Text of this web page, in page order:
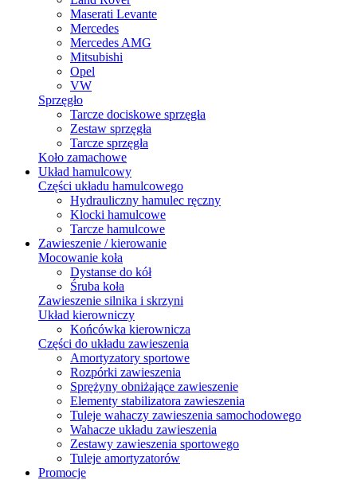
Maserati Levante
Mercedes
Mercedes AMG
Mitsubishi
Opel
VW
Sprzęgło
Tarcze dociskowe sprzęgła
Zestaw sprzęgła
Tarcze sprzęgła
Koło zamachowe
Układ hamulcowy
Części układu hamulcowego
Hydrauliczny hamulec ręczny
Klocki hamulcowe
Tarcze hamulcowe
Zawieszenie / kierowanie
Mocowanie koła
Dystanse do kół
Śruba koła
Zawieszenie silnika i skrzyni
Układ kierowniczy
Końcówka kierownicza
Części do układu zawieszenia
Amortyzatory sportowe
Rozpórki zawieszenia
Sprężyny obniżające zawieszenie
Elementy stabilizatora zawieszenia
Tuleje wahaczy zawieszenia samochodowego
Wahacze układu zawieszenia
Zestawy zawieszenia sportowego
Tuleje amortyzatorów
Promocje